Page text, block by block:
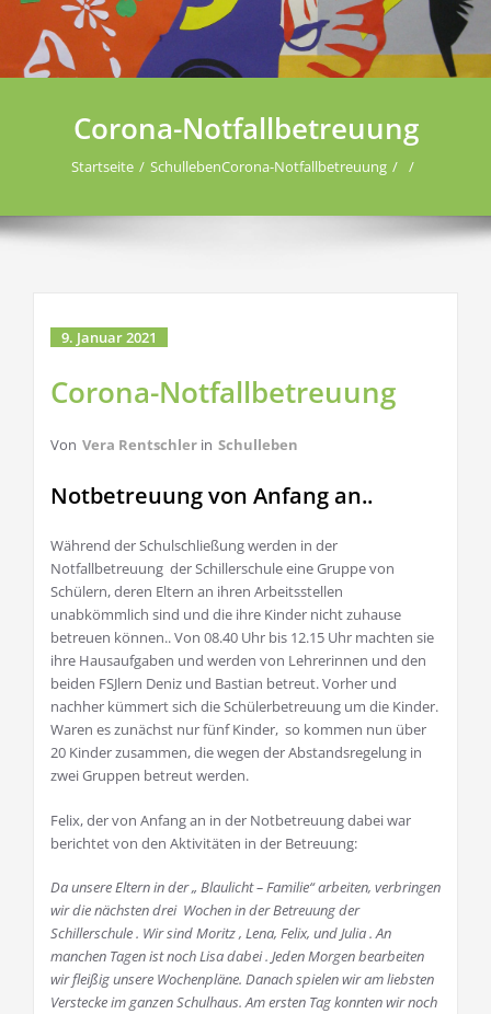
Corona-Notfallbetreuung
Startseite SchullebenCorona-Notfallbetreuung
9. Januar 2021
Corona-Notfallbetreuung
Von Vera Rentschler in Schulleben
Notbetreuung von Anfang an..
Während der Schulschließung werden in der
Notfallbetreuung der Schillerschule eine Gruppe von
Schülern, deren Eltern an ihren Arbeitsstellen
unabkömmlich sind und die ihre Kinder nicht zuhause
betreuen können.. Von 08.40 Uhr bis 12.15 Uhr machten sie
ihre Hausaufgaben und werden von Lehrerinnen und den
beiden FSJlern Deniz und Bastian betreut. Vorher und
nachher kümmert sich die Schülerbetreuung um die Kinder.
Waren es zunächst nur fünf Kinder, so kommen nun über
20 Kinder zusammen, die wegen der Abstandsregelung in
zwei Gruppen betreut werden.
Felix, der von Anfang an in der Notbetreuung dabei war
berichtet von den Aktivitäten in der Betreuung:
Da unsere Eltern in der „ Blaulicht – Familie“ arbeiten, verbringen
wir die nächsten drei Wochen in der Betreuung der
Schillerschule . Wir sind Moritz , Lena, Felix, und Julia . An
manchen Tagen ist noch Lisa dabei . Jeden Morgen bearbeiten
wir fleißig unsere Wochenpläne. Danach spielen wir am liebsten
Verstecke im ganzen Schulhaus. Am ersten Tag konnten wir noch